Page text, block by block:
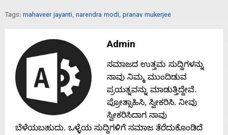
Home
About
Tags: mahaveer jayanti, narendra modi, pranav mukerjee
Admin
ಸಮಾಜದ ಉತ್ತಮ ಸುದ್ದಿಗಳನ್ನು
ನಾವು ನಿಮ್ಮ ಮುಂದಿಡುವ
ಪ್ರಯತ್ನವನ್ನು ಮಾಡುತ್ತಿದ್ದೇವೆ.
ಪ್ರೋತ್ಸಾಹಿಸಿ, ಸ್ವೀಕರಿಸಿ. ನೀವು
ಸ್ವೀಕರಿಸಿದಾಗ ನಾವು
ಬೆಳೆಯಬಹುದು. ಒಳ್ಳೆಯ ಸುದ್ದಿಗಳಿಗೆ ಸಮಾಜ ತೆರೆದುಕೊಂಡಿದೆ